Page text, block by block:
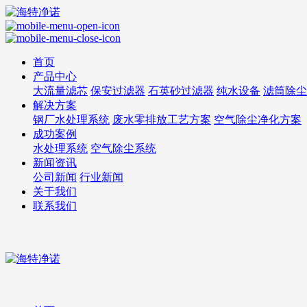
首页
产品中心
大流量滤芯 保安过滤器 石英砂过滤器 纯水设备 滤筒除
解决方案
钢厂水处理系统 废水零排放工艺方案 空气除尘净化方案
成功案例
水处理系统 空气除尘系统
新闻资讯
公司新闻 行业新闻
关于我们
联系我们